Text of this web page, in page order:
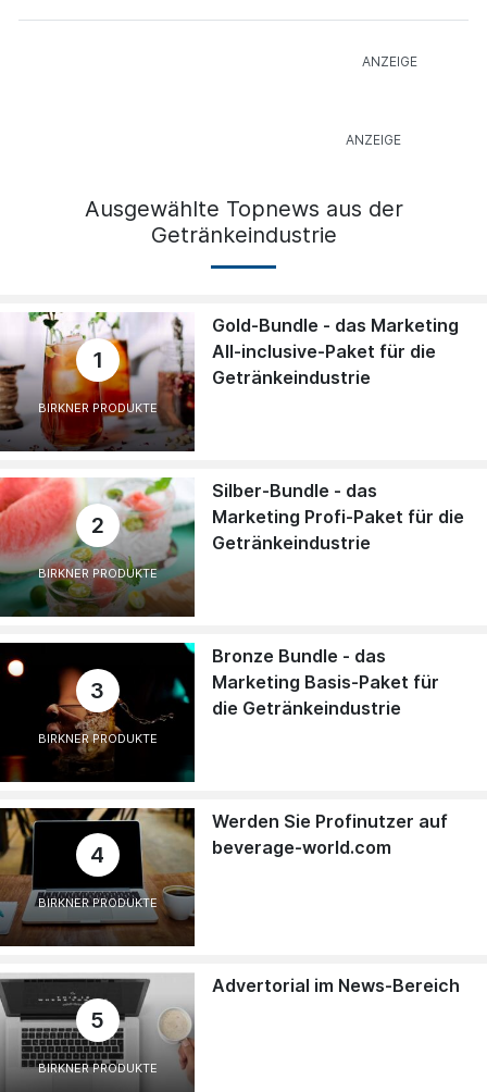
Ausgewählte Topnews aus der
Getränkeindustrie
1
BIRKNER PRODUKTE
Gold-Bundle - das Marketing
All-inclusive-Paket für die
Getränkeindustrie
2
BIRKNER PRODUKTE
Silber-Bundle - das
Marketing Profi-Paket für die
Getränkeindustrie
3
BIRKNER PRODUKTE
Bronze Bundle - das
Marketing Basis-Paket für
die Getränkeindustrie
4
BIRKNER PRODUKTE
Werden Sie Profinutzer auf
beverage-world.com
5
BIRKNER PRODUKTE
Advertorial im News-Bereich